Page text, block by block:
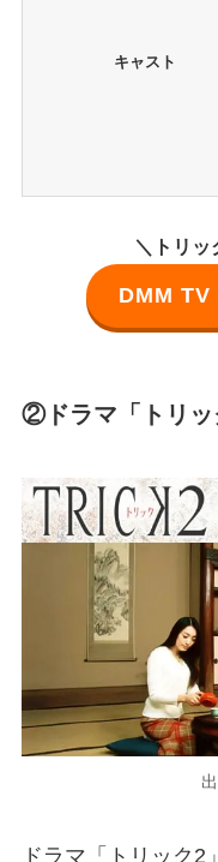
キャスト
＼トリッ
DMM TV
②ドラマ「トリッ
ドラマ「トリック2